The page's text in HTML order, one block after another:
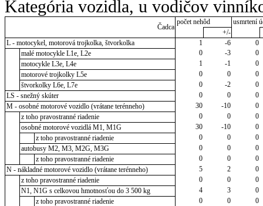
Kategória vozidla, u vodičov
Čadca
počet nehôd
usmrtení
+/-
L - motocykel, motorová trojkolka, štvorkolka
1 -6
0
malé motocykle L1e, L2e
0 -3
0
motocykle L3e, L4e
1 -1
0
motorové trojkolky L5e
0 0
0
štvorkolky L6e, L7e
0 -2
0
LS - snežný skúter
0 0
0
M - osobné motorové vozidlo (vrátane terénneho)
30 -10
0
z toho pravostranné riadenie
0 0
0
osobné motorové vozidlá M1, M1G
30 -10
0
z toho pravostranné riadenie
0 0
0
autobusy M2, M3, M2G, M3G
0 0
0
z toho pravostranné riadenie
0 0
0
N - nákladné motorové vozidlo (vrátane terénneho)
5 2
0
z toho pravostranné riadenie
0 0
0
N1, N1G s celkovou hmotnosťou do 3 500 kg
4 3
0
z toho pravostranné riadenie
0 0
0